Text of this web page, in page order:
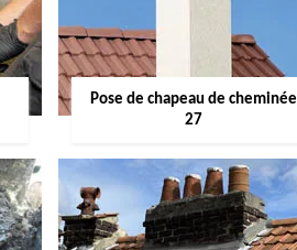
Pose de chapeau de cheminée
27